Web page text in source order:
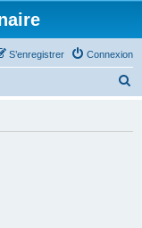
Connexion
S’enregistrer